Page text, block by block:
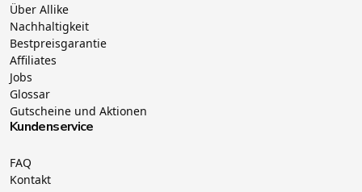
Über Allike
Nachhaltigkeit
Bestpreisgarantie
Affiliates
Jobs
Glossar
Gutscheine und Aktionen
Kundenservice
FAQ
Kontakt